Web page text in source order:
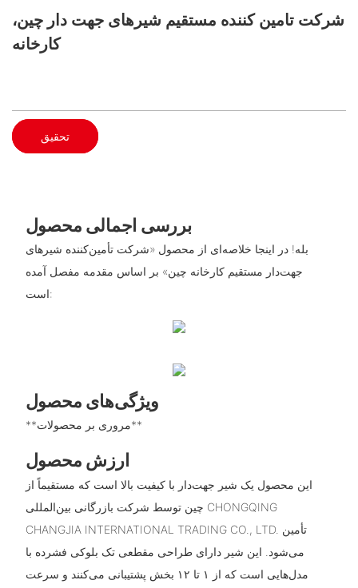
شرکت تامین کننده مستقیم شیرهای جهت دار چین،
کارخانه
تحقیق
بررسی اجمالی محصول
بله! در اینجا خلاصه‌ای از محصول «شرکت تأمین‌کننده شیرهای
جهت‌دار مستقیم کارخانه چین» بر اساس مقدمه مفصل آمده
است:
ویژگی‌های محصول
**مروری بر محصولات**
ارزش محصول
این محصول یک شیر جهت‌دار با کیفیت بالا است که مستقیماً از
چین توسط شرکت بازرگانی بین‌المللی CHONGQING
CHANGJIA INTERNATIONAL TRADING CO., LTD. تأمین
می‌شود. این شیر دارای طراحی مقطعی تک بلوکی فشرده با
مدل‌هایی است که از ۱ تا ۱۲ بخش پشتیبانی می‌کنند و سرعت